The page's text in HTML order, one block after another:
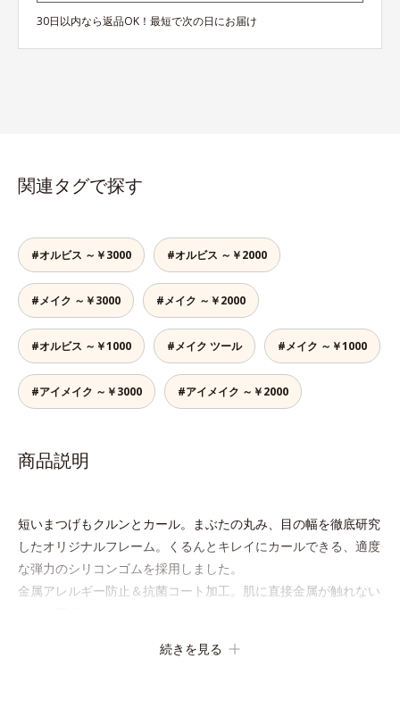
30日以内なら返品OK！最短で次の日にお届け
関連タグで探す
#オルビス ～￥3000 #オルビス ～￥2000
#メイク ～￥3000 #メイク ～￥2000
#オルビス ～￥1000 #メイク ツール #メイク ～￥1000
#アイメイク ～￥3000 #アイメイク ～￥2000
商品説明
短いまつげもクルンとカール。まぶたの丸み、目の幅を徹底研究
したオリジナルフレーム。くるんとキレイにカールできる、適度
な弾力のシリコンゴムを採用しました。
金属アレルギー防止＆抗菌コート加工。肌に直接金属が触れない
続きを見る